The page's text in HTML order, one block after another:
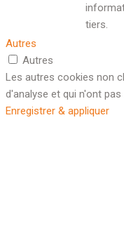
tiers.
Autres
Autres
Les autres cookies non
d'analyse et qui n'ont
Enregistrer & appliquer